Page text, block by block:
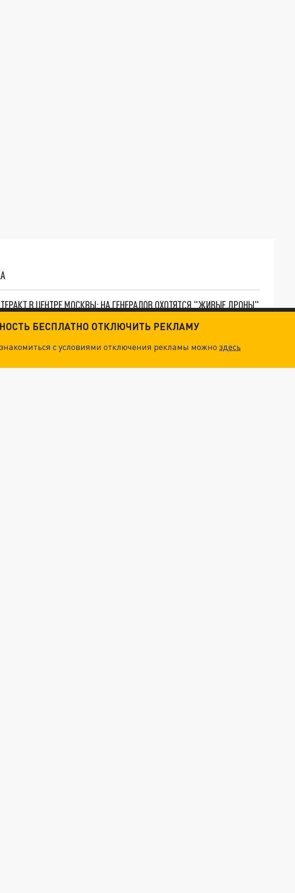
В ЦЕНТРЕ МОСКВЫ: НА ГЕНЕРАЛОВ ОХОТЯТСЯ "ЖИВЫЕ ДРОНЫ"
ОТ БОЕВИКОВ ВСУ. НО БЕДЫ ДЛЯ МАЛЫШЕЙ НЕ ЗАКОНЧИЛИСЬ
БЕСПЛАТНО ОТКЛЮЧИТЬ РЕКЛАМУ
с условиями отключения рекламы можноздесь